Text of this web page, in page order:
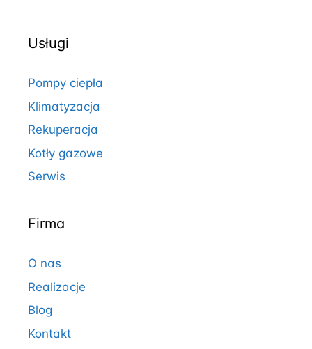
Usługi
Pompy ciepła
Klimatyzacja
Rekuperacja
Kotły gazowe
Serwis
Firma
O nas
Realizacje
Blog
Kontakt